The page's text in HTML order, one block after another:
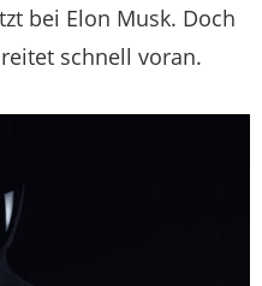
bei Elon Musk. Doch
schnell voran.